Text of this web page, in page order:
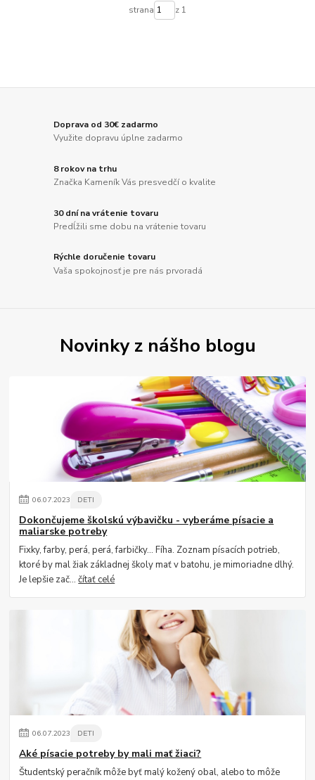
strana z 1
Doprava od 30€ zadarmo
Využite dopravu úplne zadarmo
8 rokov na trhu
Značka Kameník Vás presvedčí o kvalite
30 dní na vrátenie tovaru
Predĺžili sme dobu na vrátenie tovaru
Rýchle doručenie tovaru
Vaša spokojnosť je pre nás prvoradá
Novinky z nášho blogu
06.07.2023 DETI
Dokončujeme školskú výbavičku - vyberáme písacie a
maliarske potreby
Fixky, farby, perá, perá, farbičky... Fíha. Zoznam písacích potrieb,
ktoré by mal žiak základnej školy mať v batohu, je mimoriadne dlhý.
Je lepšie zač...čítať celé
06.07.2023 DETI
Aké písacie potreby by mali mať žiaci?
Študentský peračník môže byť malý kožený obal, alebo to môže